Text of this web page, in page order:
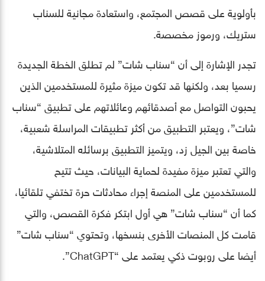
بأولوية على قصص المجتمع، واستعادة مجانية للسناب
ستريك، ورموز مخصصة.
تجدر الإشارة إلى أن “سناب شات” لم تطلق الخطة الجديدة
رسميا بعد، ولكنها قد تكون ميزة مثيرة للمستخدمين الذين
يحبون التواصل مع أصدقائهم وعائلاتهم على تطبيق “سناب
شات”، ويعتبر التطبيق من أكثر تطبيقات المراسلة شعبية،
خاصة بين الجيل زد، ويتميز التطبيق برسائله المتلاشية،
والتي تعتبر ميزة مفيدة لحماية البيانات، حيث تتيح
للمستخدمين على المنصة إجراء محادثات حرة تختفي تلقائيا،
كما أن “سناب شات” هي أول ابتكر فكرة القصص، والتي
قامت كل المنصات الأخرى بنسخها، وتحتوي “سناب شات”
أيضا على روبوت ذكي يعتمد على “ChatGPT”.